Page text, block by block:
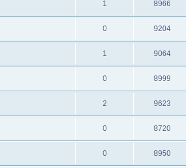
1 8966
0 9204
1 9064
0 8999
2 9623
0 8720
0 8950